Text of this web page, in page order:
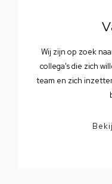
Wij zijn op zoek
collega's die zich
team en zich